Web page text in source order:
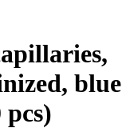
blue
pcs)